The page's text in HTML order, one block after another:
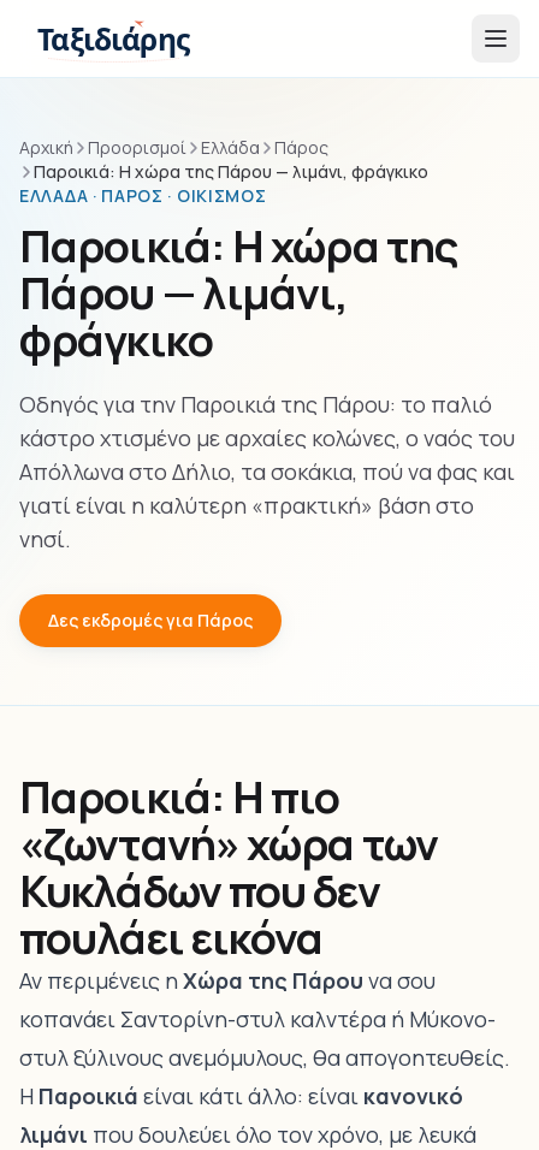
Ταξιδιάρης
Αρχική Προορισμοί Ελλάδα
Πάρος
Παροικιά: Η χώρα της Πάρου — λιμάνι, φράγκικο
ΕΛΛΆΔΑ · ΠΆΡΟΣ · ΟΙΚΙΣΜΌΣ
Παροικιά: Η χώρα της
Πάρου — λιμάνι,
φράγκικο
Οδηγός για την Παροικιά της Πάρου: το παλιό
κάστρο χτισμένο με αρχαίες κολώνες, ο ναός του
Απόλλωνα στο Δήλιο, τα σοκάκια, πού να φας και
γιατί είναι η καλύτερη «πρακτική» βάση στο
νησί.
Δες εκδρομές για Πάρος
Παροικιά: Η πιο
«ζωντανή» χώρα των
Κυκλάδων που δεν
πουλάει εικόνα
Αν περιμένεις η Χώρα της Πάρου να σου
κοπανάει Σαντορίνη-στυλ καλντέρα ή Μύκονο-
στυλ ξύλινους ανεμόμυλους, θα απογοητευθείς.
Η Παροικιά είναι κάτι άλλο: είναι κανονικό
λιμάνι που δουλεύει όλο τον χρόνο, με λευκά